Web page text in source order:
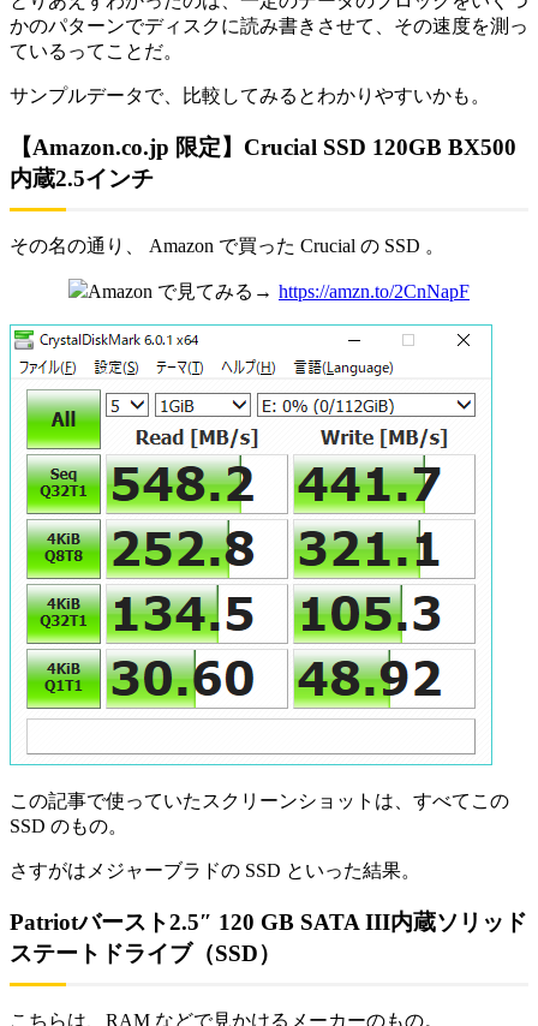
かのパターンでディスクに読み書きさせて、その速度を測っ
ているってことだ。
サンプルデータで、比較してみるとわかりやすいかも。
【Amazon.co.jp 限定】Crucial SSD 120GB BX500
内蔵2.5インチ
その名の通り、 Amazon で買った Crucial の SSD 。
Amazon で見てみる→ https://amzn.to/2CnNapF
この記事で使っていたスクリーンショットは、すべてこの
SSD のもの。
さすがはメジャーブラドの SSD といった結果。
Patriotバースト2.5″ 120 GB SATA III内蔵ソリッド
ステートドライブ（SSD）
こちらは、RAM などで見かけるメーカーのもの。